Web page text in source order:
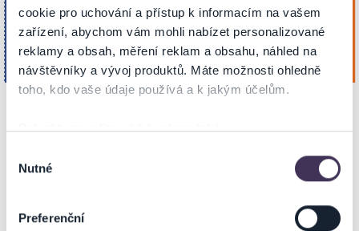
cookie pro uchování a přístup k informacím na vašem
zařízení, abychom vám mohli nabízet personalizované
reklamy a obsah, měření reklam a obsahu, náhled na
návštěvníky a vývoj produktů. Máte možnosti ohledně
toho, kdo vaše údaje používá a k jakým účelům.
Pokud to povolíte, rádi bychom také:
které mohou být přesné na několik metrů
skenování pro konkrétní charakteristiky (otisk prstu)
souhlasu
Nutné
Preferenční
sobota
17
Dub. 2027
19:00
TECHTLE MECHTLE - HALÓ, TADY
MÁMA!
Národní dům
FRÝDEK-MÍSTEK
Koupit